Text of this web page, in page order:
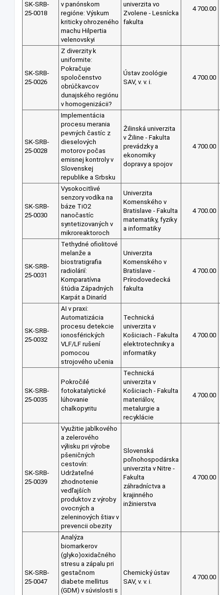
SK-SRB-
25-0018
v panónskom
regióne: Výskum
kriticky ohrozeného
machu Hilpertia
velenovskyi
univerzita vo
Zvolene - Lesnícka
fakulta
4 700.00
SK-SRB-
25-0026
Z diverzity k
uniformite:
Pokračuje
spoločenstvo
obrúčkavcov
dunajského regiónu
v homogenizácii?
Ústav zoológie
SAV, v. v. i.
4 700.00
SK-SRB-
25-0028
Implementácia
procesu merania
pevných častíc z
dieselových
motorov počas
emisnej kontroly v
Slovenskej
republike a Srbsku
Žilinská univerzita
v Žiline - Fakulta
prevádzky a
ekonomiky
dopravy a spojov
4 700.00
SK-SRB-
25-0030
Vysokocitlivé
senzory vodíka na
báze TiO2
nanočastíc
syntetizovaných v
mikroreaktoroch
Univerzita
Komenského v
Bratislave - Fakulta
matematiky, fyziky
a informatiky
4 700.00
SK-SRB-
25-0031
Tethydné ofiolitové
melanže a
biostratigrafia
radiolárií:
Komparatívna
štúdia Západných
Karpát a Dinaríd
Univerzita
Komenského v
Bratislave -
Prírodovedecká
fakulta
4 700.00
SK-SRB-
25-0032
AI v praxi:
Automatizácia
procesu detekcie
ionosférických
VLF/LF rušení
pomocou
strojového učenia
Technická
univerzita v
Košiciach - Fakulta
elektrotechniky a
informatiky
4 700.00
SK-SRB-
25-0035
Pokročilé
fotokatalytické
lúhovanie
chalkopyritu
Technická
univerzita v
Košiciach - Fakulta
materiálov,
metalurgie a
recyklácie
4 700.00
SK-SRB-
25-0039
Využitie jablkového
a zelerového
výlisku pri výrobe
pšeničných
cestovín:
Udržateľné
zhodnotenie
vedľajších
produktov z výroby
ovocných a
zeleninových štiav v
prevencii obezity
Slovenská
poľnohospodárska
univerzita v Nitre -
Fakulta
záhradníctva a
krajinného
inžinierstva
4 700.00
SK-SRB-
25-0047
Analýza
biomarkerov
(glyko)oxidačného
stresu a zápalu pri
gestačnom
diabete mellitus
(GDM) v súvislosti s
Chemický ústav
SAV, v. v. i.
4 700.00